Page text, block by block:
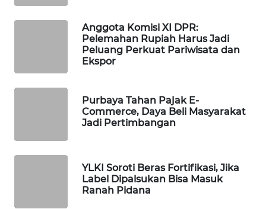
Anggota Komisi XI DPR:
Pelemahan Rupiah Harus Jadi
Peluang Perkuat Pariwisata dan
Ekspor
Purbaya Tahan Pajak E-
Commerce, Daya Beli Masyarakat
Jadi Pertimbangan
YLKI Soroti Beras Fortifikasi, Jika
Label Dipalsukan Bisa Masuk
Ranah Pidana
WAHANA